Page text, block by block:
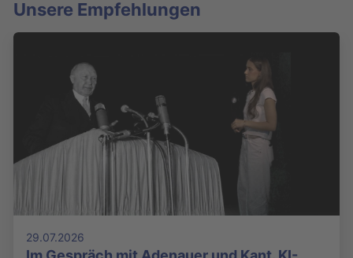
Unsere Empfehlungen
29.07.2026